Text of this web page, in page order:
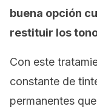
buena opción
restituir los
Con este
constante de
permanentes